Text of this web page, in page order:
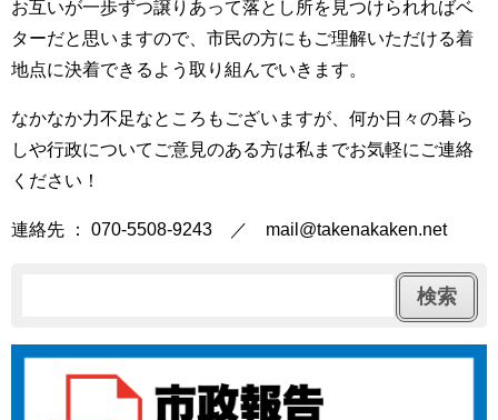
お互いが一歩ずつ譲りあって落とし所を見つけられればベ
ターだと思いますので、市民の方にもご理解いただける着
地点に決着できるよう取り組んでいきます。
なかなか力不足なところもございますが、何か日々の暮ら
しや行政についてご意見のある方は私までお気軽にご連絡
ください！
連絡先 ： 070-5508-9243 ／ mail@takenakaken.net